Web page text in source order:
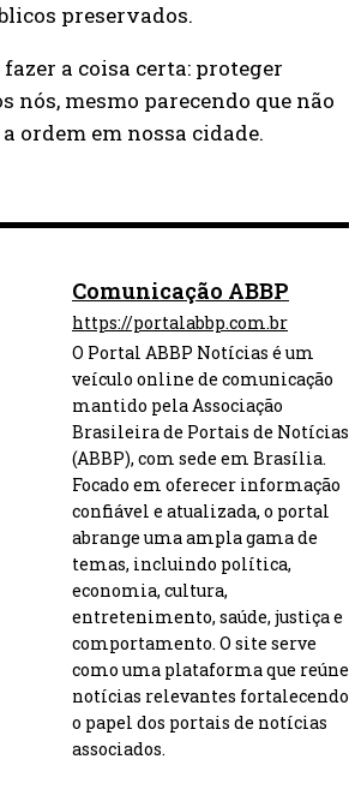
preservados.
a coisa certa: proteger
nós, mesmo parecendo que não
ordem em nossa cidade.
Comunicação ABBP
https://portalabbp.com.br
O Portal ABBP Notícias é um
veículo online de comunicação
mantido pela Associação
Brasileira de Portais de Notícias
(ABBP), com sede em Brasília.
Focado em oferecer informação
confiável e atualizada, o portal
abrange uma ampla gama de
temas, incluindo política,
economia, cultura,
entretenimento, saúde, justiça e
comportamento. O site serve
como uma plataforma que reúne
notícias relevantes fortalecendo
o papel dos portais de notícias
associados.